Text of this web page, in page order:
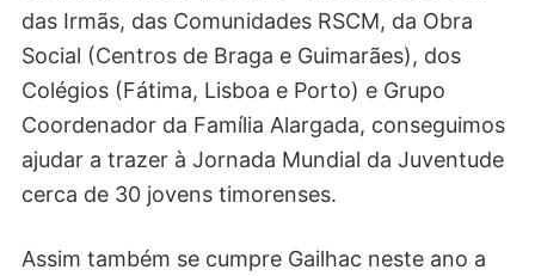
das Irmãs, das Comunidades RSCM, da Obra
Social (Centros de Braga e Guimarães), dos
Colégios (Fátima, Lisboa e Porto) e Grupo
Coordenador da Família Alargada, conseguimos
ajudar a trazer à Jornada Mundial da Juventude
cerca de 30 jovens timorenses.
Assim também se cumpre Gailhac neste ano a